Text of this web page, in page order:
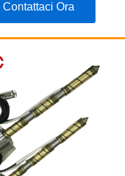
Contattaci Ora